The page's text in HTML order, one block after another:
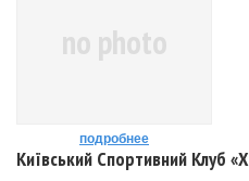
no photo
подробнее
Київський Спортивний Клуб